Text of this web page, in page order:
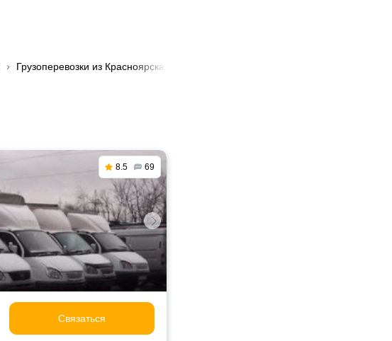
Грузоперевозки из Красноярска в Сочи
8.5 69
Связаться